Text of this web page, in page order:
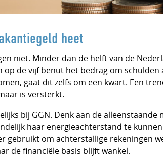
heet
niet. Minder dan de helft van de
op de vijf benut het bedrag om schulden
gaat dit zelfs om een kwart. Een
is versterkt.
bij GGN. Denk aan de alleenstaande
haar energieachterstand te kunnen
gebruikt om achterstallige rekeningen
de financiële basis blijft wankel.